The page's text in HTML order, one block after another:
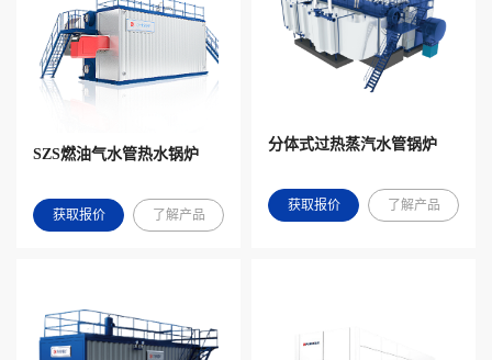
SZS燃油气水管热水锅炉
获取报价 了解产品
分体式过热蒸汽水管锅炉
获取报价 了解产品